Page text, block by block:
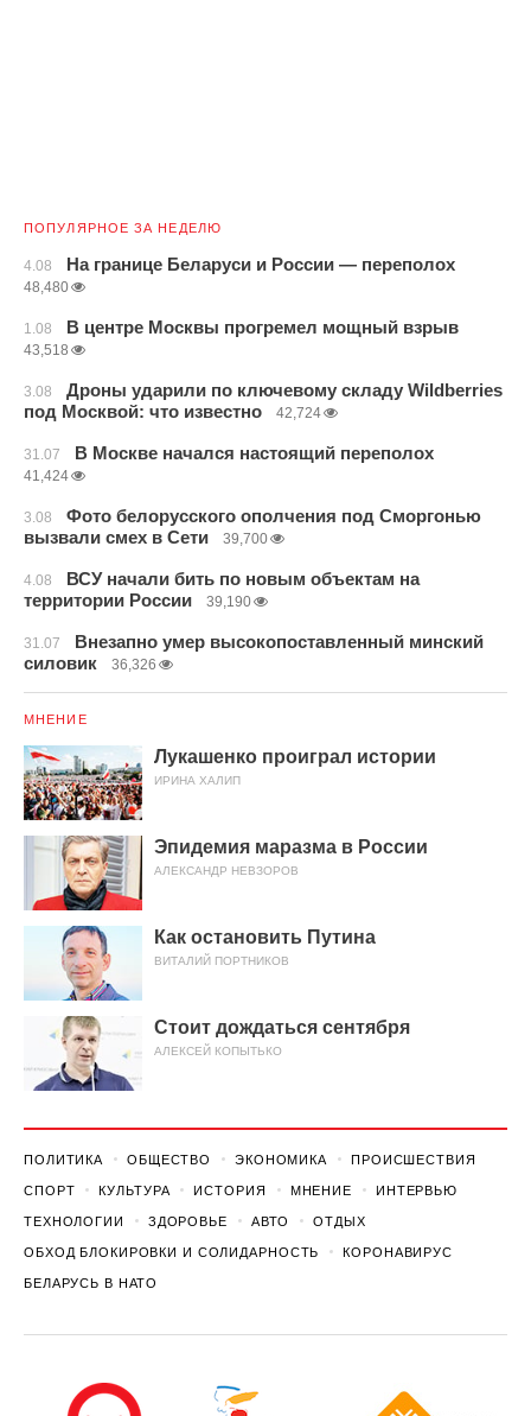
ПОПУЛЯРНОЕ ЗА НЕДЕЛЮ
4.08 На границе Беларуси и России — переполох
48,480
1.08 В центре Москвы прогремел мощный взрыв
43,518
3.08
Дроны ударили по ключевому складу Wildberries
под Москвой: что известно
42,724
31.07 В Москве начался настоящий переполох
41,424
3.08
Фото белорусского ополчения под Сморгонью
вызвали смех в Сети
39,700
4.08
ВСУ начали бить по новым объектам на
территории России
39,190
31.07
Внезапно умер высокопоставленный минский
силовик
36,326
МНЕНИЕ
Лукашенко проиграл истории
ИРИНА ХАЛИП
Эпидемия маразма в России
АЛЕКСАНДР НЕВЗОРОВ
Как остановить Путина
ВИТАЛИЙ ПОРТНИКОВ
Стоит дождаться сентября
АЛЕКСЕЙ КОПЫТЬКО
ПОЛИТИКА ОБЩЕСТВО ЭКОНОМИКА ПРОИСШЕСТВИЯ
СПОРТ КУЛЬТУРА ИСТОРИЯ МНЕНИЕ ИНТЕРВЬЮ
ТЕХНОЛОГИИ ЗДОРОВЬЕ АВТО ОТДЫХ
ОБХОД БЛОКИРОВКИ И СОЛИДАРНОСТЬ КОРОНАВИРУС
БЕЛАРУСЬ В НАТО